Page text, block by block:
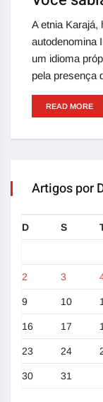
A etnia Karajá,
autodenomina
um idioma
pela presença
READ MORE
Artigos por
D S
2 3
9 10
16 17
23 24
30 31